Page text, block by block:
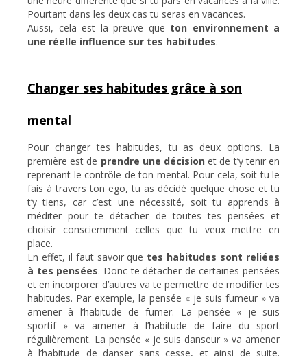
Pourtant dans les deux cas tu seras en vacances.
Aussi, cela est la preuve que ton environnement a
une réelle influence sur tes habitudes.
Changer ses habitudes grâce à son
mental
Pour changer tes habitudes, tu as deux options. La
première est de prendre une décision et de t’y tenir en
reprenant le contrôle de ton mental. Pour cela, soit tu le
fais à travers ton ego, tu as décidé quelque chose et tu
t’y tiens, car c’est une nécessité, soit tu apprends à
méditer pour te détacher de toutes tes pensées et
choisir consciemment celles que tu veux mettre en
place.
En effet, il faut savoir que tes habitudes sont reliées
à tes pensées. Donc te détacher de certaines pensées
et en incorporer d’autres va te permettre de modifier tes
habitudes. Par exemple, la pensée « je suis fumeur » va
amener à l’habitude de fumer. La pensée « je suis
sportif » va amener à l’habitude de faire du sport
régulièrement. La pensée « je suis danseur » va amener
à l’habitude de danser sans cesse, et ainsi de suite.